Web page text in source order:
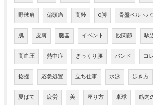
野球肩 偏頭痛 高齢 O脚 骨盤ベルト
肌 皮膚 臓器 イベント 股関節 駅
高血圧 熱中症 ぎっくり腰 バンド コ
捻挫 応急処置 立ち仕事 水泳 歩き方
夏ばて 疲労 美 座り方 卓球 筋肉